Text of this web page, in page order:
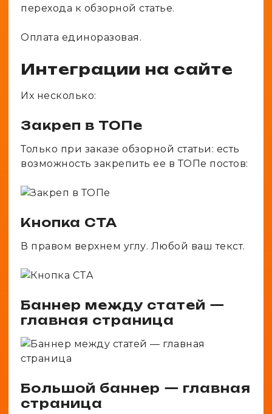
перехода к обзорной статье.
Оплата единоразовая.
Интеграции на сайте
Их несколько:
Закреп в ТОПе
Только при заказе обзорной статьи: есть
возможность закрепить ее в ТОПе постов:
Кнопка CTA
В правом верхнем углу. Любой ваш текст.
Баннер между статей —
главная страница
Большой баннер — главная
страница